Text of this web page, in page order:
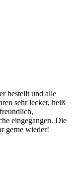
bestellt und alle
sehr lecker, heiß
eingegangen. Die
gerne wieder!